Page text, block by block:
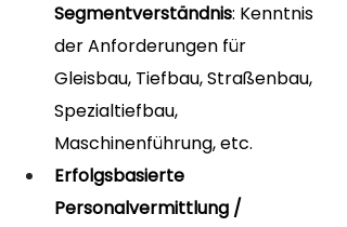
Segmentverständnis: Kenntnis
der Anforderungen für
Gleisbau, Tiefbau, Straßenbau,
Spezialtiefbau,
Maschinenführung, etc.
Erfolgsbasierte
Personalvermittlung /